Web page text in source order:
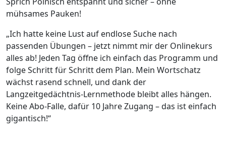
mühsames Pauken!
„Ich hatte keine Lust auf endlose Suche nach
passenden Übungen – jetzt nimmt mir der Onlinekurs
alles ab! Jeden Tag öffne ich einfach das Programm und
folge Schritt für Schritt dem Plan. Mein Wortschatz
wächst rasend schnell, und dank der
Langzeitgedächtnis-Lernmethode bleibt alles hängen.
Keine Abo-Falle, dafür 10 Jahre Zugang – das ist einfach
gigantisch!“